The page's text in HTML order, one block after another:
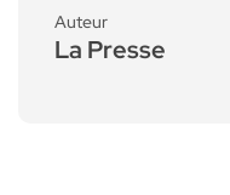
Auteur
La Presse